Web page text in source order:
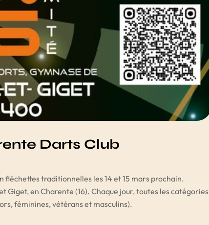
Darts Club
fléchettes traditionnelles les 14 et 15 mars prochain.
Giget, en Charente (16). Chaque jour, toutes les catégories
féminines, vétérans et masculins).